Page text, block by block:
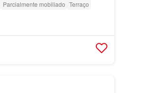
Parcialmente mobiliado Terraço